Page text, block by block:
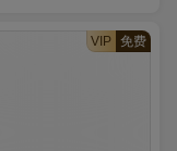
VIP 免费